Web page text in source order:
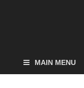
MAIN MENU